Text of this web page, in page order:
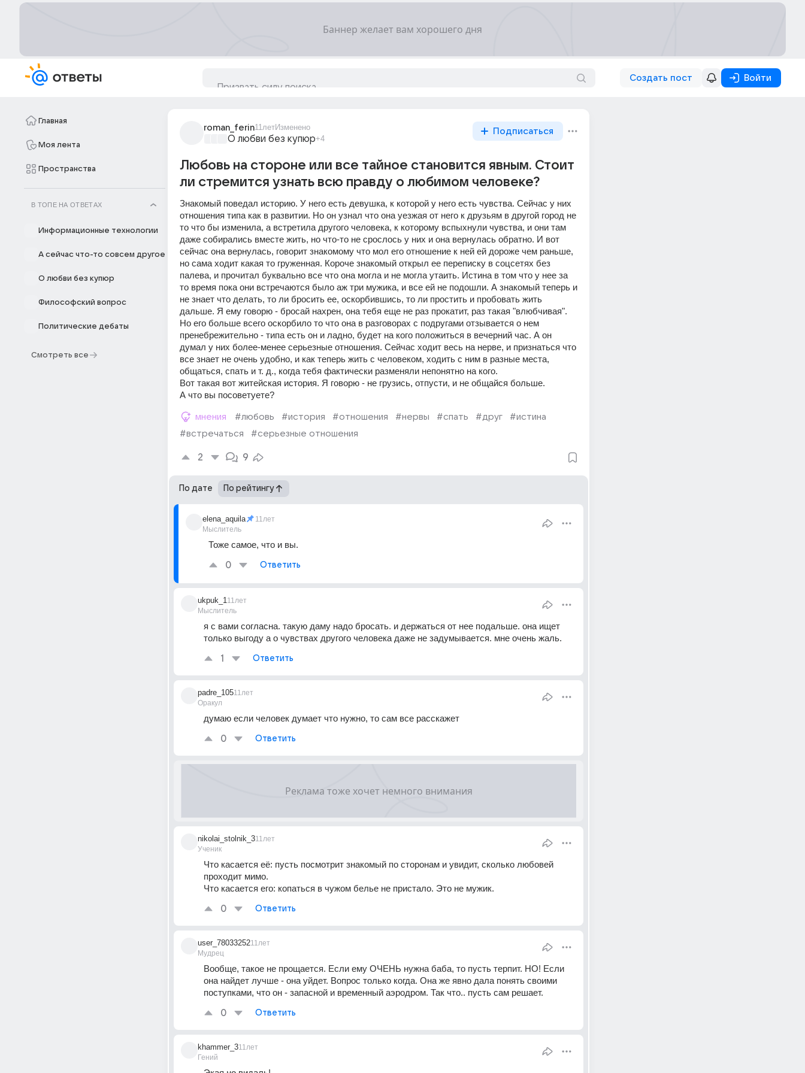
Создать пост Войти
Главная
Моя лента
Пространства
В ТОПЕ НА ОТВЕТАХ
Информационные технологии
А сейчас что-то совсем другое
О любви без купюр
Философский вопрос
Политические дебаты
Смотреть все
roman_ferin11летИзменено
О любви без купюр+4
Подписаться
Любовь на стороне или все тайное становится явным. Стоит
ли стремится узнать всю правду о любимом человеке?
Знакомый поведал историю. У него есть девушка, к которой у него есть чувства. Сейчас у них
отношения типа как в развитии. Но он узнал что она уезжая от него к друзьям в другой город не
то что бы изменила, а встретила другого человека, к которому вспыхнули чувства, и они там
даже собирались вместе жить, но что-то не срослось у них и она вернулась обратно. И вот
сейчас она вернулась, говорит знакомому что мол его отношение к ней ей дороже чем раньше,
но сама ходит какая то груженная. Короче знакомый открыл ее переписку в соцсетях без
палева, и прочитал буквально все что она могла и не могла утаить. Истина в том что у нее за
то время пока они встречаются было аж три мужика, и все ей не подошли. А знакомый теперь и
не знает что делать, то ли бросить ее, оскорбившись, то ли простить и пробовать жить
дальше. Я ему говорю - бросай нахрен, она тебя еще не раз прокатит, раз такая "влюбчивая".
Но его больше всего оскорбило то что она в разговорах с подругами отзывается о нем
пренебрежительно - типа есть он и ладно, будет на кого положиться в вечерний час. А он
думал у них более-менее серьезные отношения. Сейчас ходит весь на нерве, и признаться что
все знает не очень удобно, и как теперь жить с человеком, ходить с ним в разные места,
общаться, спать и т. д., когда тебя фактически разменяли непонятно на кого.
Вот такая вот житейская история. Я говорю - не грузись, отпусти, и не общайся больше.
А что вы посоветуете?
мнения #любовь #история #отношения #нервы #спать #друг
#истина
#встречаться
#серьезные отношения
2 9
По дате По рейтингу
elena_aquila
Мыслитель
11лет
Тоже самое, что и вы.
0 Ответить
ukpuk_1
Мыслитель
11лет
я с вами согласна. такую даму надо бросать. и держаться от нее подальше. она ищет
только выгоду а о чувствах другого человека даже не задумывается. мне очень жаль.
1 Ответить
padre_105
Оракул
11лет
думаю если человек думает что нужно, то сам все расскажет
0 Ответить
nikolai_stolnik_3
Ученик
11лет
Что касается её: пусть посмотрит знакомый по сторонам и увидит, сколько любовей
проходит мимо.
Что касается его: копаться в чужом белье не пристало. Это не мужик.
0 Ответить
user_78033252
Мудрец
11лет
Вообще, такое не прощается. Если ему ОЧЕНЬ нужна баба, то пусть терпит. НО! Если
она найдет лучше - она уйдет. Вопрос только когда. Она же явно дала понять своими
поступками, что он - запасной и временный аэродром. Так что.. пусть сам решает.
0 Ответить
khammer_3
Гений
11лет